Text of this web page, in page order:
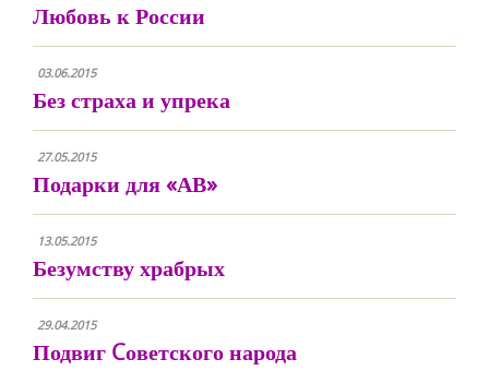
Любовь к России
03.06.2015
Без страха и упрека
27.05.2015
Подарки для «АВ»
13.05.2015
Безумству храбрых
29.04.2015
Подвиг Cоветского народа